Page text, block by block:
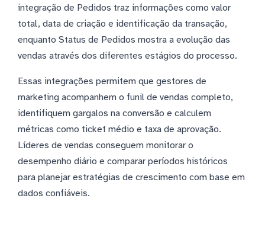
integração de Pedidos traz informações como valor
total, data de criação e identificação da transação,
enquanto Status de Pedidos mostra a evolução das
vendas através dos diferentes estágios do processo.
Essas integrações permitem que gestores de
marketing acompanhem o funil de vendas completo,
identifiquem gargalos na conversão e calculem
métricas como ticket médio e taxa de aprovação.
Líderes de vendas conseguem monitorar o
desempenho diário e comparar períodos históricos
para planejar estratégias de crescimento com base em
dados confiáveis.